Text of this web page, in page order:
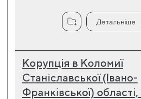
Детальніше
Корупція в Коломиї
Станіславської (Івано-
Франківської) області,